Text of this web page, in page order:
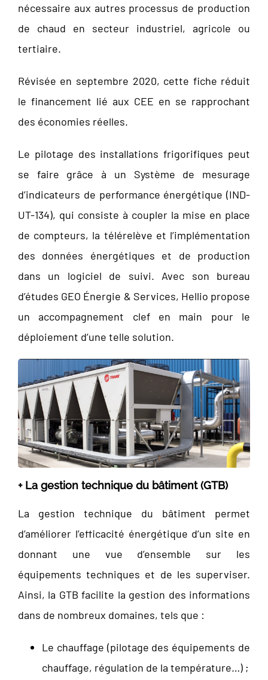
nécessaire aux autres processus de production
de chaud en secteur industriel, agricole ou
tertiaire.
Révisée en septembre 2020, cette fiche réduit
le financement lié aux CEE en se rapprochant
des économies réelles.
Le pilotage des installations frigorifiques peut
se faire grâce à un Système de mesurage
d’indicateurs de performance énergétique (IND-
UT-134), qui consiste à coupler la mise en place
de compteurs, la télérelève et l’implémentation
des données énergétiques et de production
dans un logiciel de suivi. Avec son bureau
d’études GEO Énergie & Services, Hellio propose
un accompagnement clef en main pour le
déploiement d’une telle solution.
+ La gestion technique du bâtiment (GTB)
La gestion technique du bâtiment permet
d’améliorer l’efficacité énergétique d’un site en
donnant une vue d’ensemble sur les
équipements techniques et de les superviser.
Ainsi, la GTB facilite la gestion des informations
dans de nombreux domaines, tels que :
Le chauffage (pilotage des équipements de
chauffage, régulation de la température…) ;